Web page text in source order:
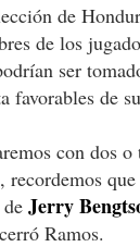
de
de los
ser
favorables de
con dos
Jerry
Ramos.